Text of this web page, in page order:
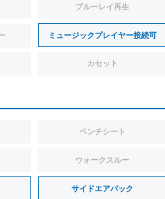
ブルーレイ再生
ミュージックプレイヤー接続可
カセット
ベンチシート
ウォークスルー
サイドエアバック